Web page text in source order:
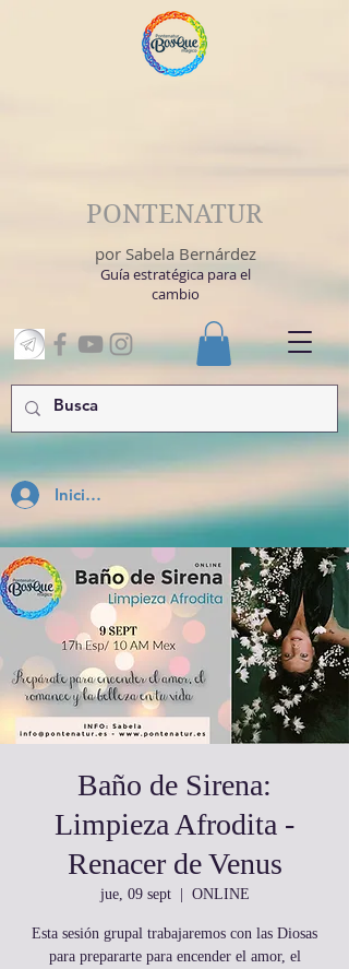
Inicia Sesión
PONTENATUR
por Sabela Bernárdez
Guía estratégica para el
cambio
Baño de Sirena:
Limpieza Afrodita -
Renacer de Venus
jue, 09 sept
  |
ONLINE
Esta sesión grupal trabajaremos con las Diosas
para prepararte para encender el amor, el